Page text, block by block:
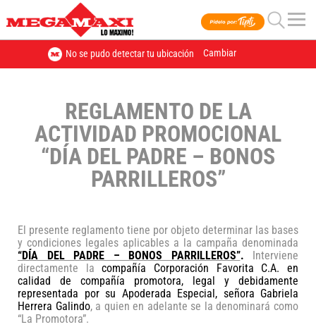
No se pudo detectar tu ubicación Cambiar
DEL
PADRE
PARRILLEROS
REGLAMENTO DE LA
ACTIVIDAD PROMOCIONAL
“DÍA DEL PADRE – BONOS
PARRILLEROS”
El presente reglamento tiene por objeto determinar las bases
y condiciones legales aplicables a la campaña denominada
“DÍA DEL PADRE – BONOS PARRILLEROS”. Interviene
directamente lacompañía Corporación Favorita C.A. en
calidad de compañía promotora, legal y debidamente
representada por su Apoderada Especial, señora Gabriela
Herrera Galindo, a quien en adelante se la denominará como
“La Promotora”.